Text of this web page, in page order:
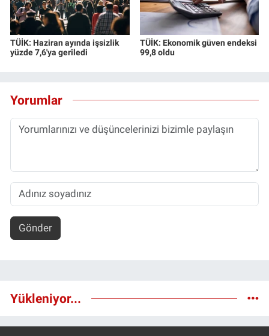
TÜİK: Haziran ayında işsizlik
yüzde 7,6'ya geriledi
TÜİK: Ekonomik güven endeksi
99,8 oldu
Yorumlar
Gönder
Yükleniyor...